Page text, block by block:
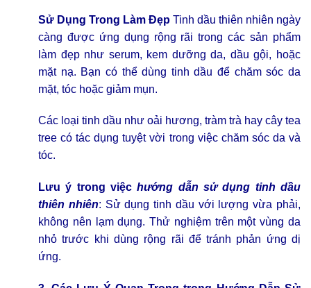
Sử Dụng Trong Làm Đẹp Tinh dầu thiên nhiên ngày
càng được ứng dụng rộng rãi trong các sản phẩm
làm đẹp như serum, kem dưỡng da, dầu gội, hoặc
mặt nạ. Bạn có thể dùng tinh dầu để chăm sóc da
mặt, tóc hoặc giảm mụn.
Các loại tinh dầu như oải hương, tràm trà hay cây tea
tree có tác dụng tuyệt vời trong việc chăm sóc da và
tóc.
Lưu ý trong việchướng dẫn sử dụng tinh dầu
thiên nhiên: Sử dụng tinh dầu với lượng vừa phải,
không nên lạm dụng. Thử nghiệm trên một vùng da
nhỏ trước khi dùng rộng rãi để tránh phản ứng dị
ứng.